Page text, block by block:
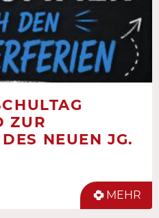
ZUR
NEUEN JG.
MEHR